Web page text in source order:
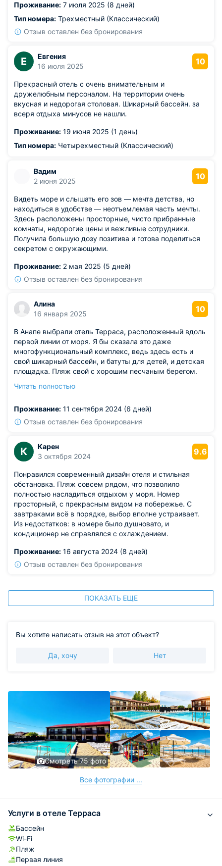
ещё приехать!!! С уважением Татьяна и Тимур!!!
Из недостатков: нет
Проживание: 7 июля 2025 (8 дней)
Тип номера: Трехместный (Классический)
Отзыв оставлен без бронирования
Е
Евгения
16 июля 2025
10
Прекрасный отель с очень внимательным и
дружелюбным персоналом. На территории очень
вкусная и недорогая столовая. Шикарный бассейн. за
всеря отдыха минусов не нашли.
Проживание: 19 июня 2025 (1 день)
Тип номера: Четырехместный (Классический)
Вадим
2 июня 2025
10
Видеть море и слышать его зов — мечта детства, но
находиться в удобстве — неотъемлемая часть мечты.
Здесь расположены просторные, чисто прибранные
комнаты, недорогие цены и вежливые сотрудники.
Получила большую дозу позитива и готова поделиться
секретом с окружающими.
Проживание: 2 мая 2025 (5 дней)
Отзыв оставлен без бронирования
Алина
16 января 2025
10
В Анапе выбрали отель Терраса, расположенный вдоль
первой линии от моря. Я бы сказала это даже
многофункциональный комплекс, ведь здесь есть и
свой шикарный бассейн, и батуты для детей, и детская
площадка. Пляж свой с хорошим песчаным берегом.
стол. В номере нам тоже все понравилось. Мы
свой маленький холодильник. Рекомендуем.
Читать полностью
Проживание: 11 сентября 2024 (6 дней)
Отзыв оставлен без бронирования
К
Карен
3 октября 2024
9.6
Понравился современный дизайн отеля и стильная
обстановка. Пляж совсем рядом, что позволило
полностью насладиться отдыхом у моря. Номер
просторный, с прекрасным видом на побережье. С
завтраками всё в порядке, выбор вполне устраивает.
Из недостатков: в номере было душновато, и
кондиционер не справлялся с охлаждением.
Проживание: 16 августа 2024 (8 дней)
Отзыв оставлен без бронирования
ПОКАЗАТЬ ЕЩЕ
Вы хотите написать отзыв на этот объект?
Да, хочу Нет
Смотреть 75 фото
Все фотографии ...
Услуги в отеле Терраса
Бассейн
Wi-Fi
Пляж
Первая линия